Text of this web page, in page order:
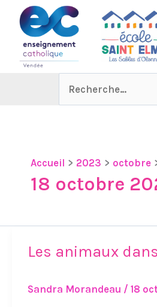
contenu
Rechercher :
Accueil 2023 octobre
18 octobre
Les animaux
Sandra Morandeau / 18
Les
dans